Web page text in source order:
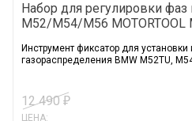
Набор для регулировки фаз
M52/M54/M56 MOTORTOOL
Инструмент фиксатор для
газораспределения BMW M52TU,
12 490 ₽
ЦЕНА: